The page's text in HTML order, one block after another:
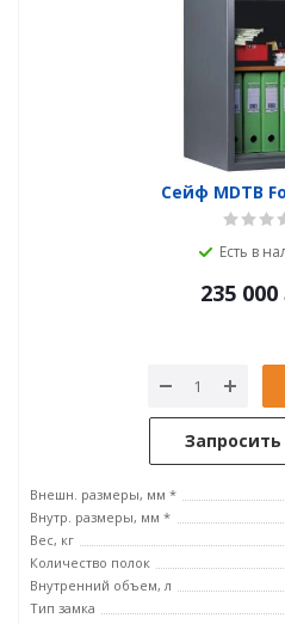
Сейф MDTB
Есть в
235 000
Внешн. размеры, мм *
Внутр. размеры, мм *
Вес, кг
Количество полок
Внутренний объем, л
Тип замка